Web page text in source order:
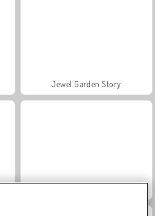
Jewel Garden Story